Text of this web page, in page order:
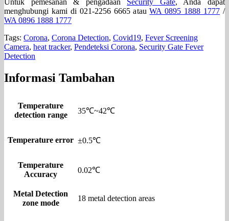
Untuk pemesanan & pengadaan Security Gate, Anda dapat
menghubungi kami di 021-2256 6665 atauWA 0895 1888 1777 /
WA 0896 1888 1777
Tags: Corona, Corona Detection, Covid19, Fever Screening
Camera, heat tracker, Pendeteksi Corona, Security Gate Fever
Detection
Informasi Tambahan
Temperature
detection range
35℃~42℃
Temperature error ±0.5℃
Temperature
Accuracy
0.02℃
Metal Detection
zone mode
18 metal detection areas